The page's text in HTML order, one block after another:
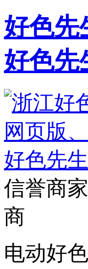
好色先
好色先
信誉商
商
电动好